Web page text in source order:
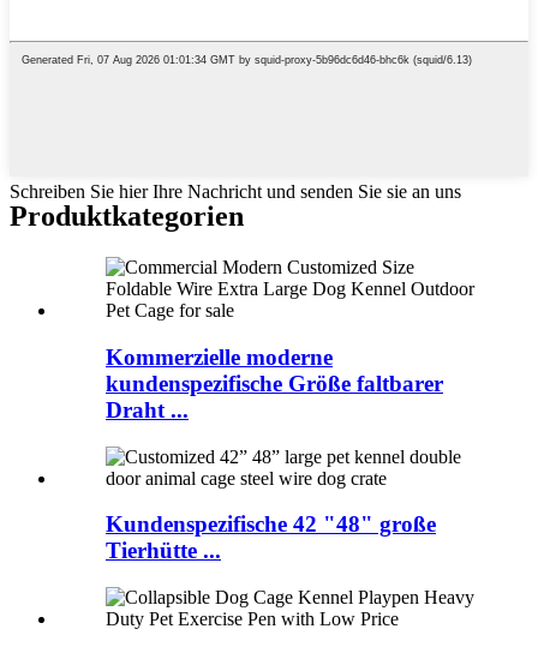
Schreiben Sie hier Ihre Nachricht und senden Sie sie an uns
Produktkategorien
Kommerzielle moderne
kundenspezifische Größe faltbarer
Draht ...
Kundenspezifische 42 "48" große
Tierhütte ...